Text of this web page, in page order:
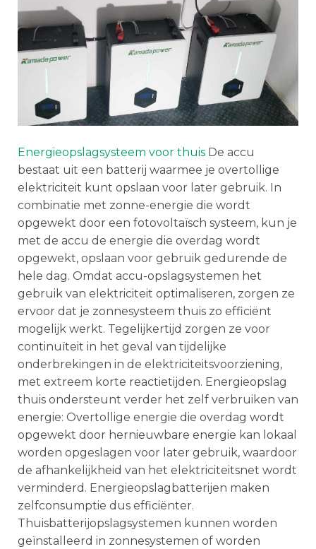
Energieopslagsysteem voor thuis De accu
bestaat uit een batterij waarmee je overtollige
elektriciteit kunt opslaan voor later gebruik. In
combinatie met zonne-energie die wordt
opgewekt door een fotovoltaïsch systeem, kun je
met de accu de energie die overdag wordt
opgewekt, opslaan voor gebruik gedurende de
hele dag. Omdat accu-opslagsystemen het
gebruik van elektriciteit optimaliseren, zorgen ze
ervoor dat je zonnesysteem thuis zo efficiënt
mogelijk werkt. Tegelijkertijd zorgen ze voor
continuïteit in het geval van tijdelijke
onderbrekingen in de elektriciteitsvoorziening,
met extreem korte reactietijden. Energieopslag
thuis ondersteunt verder het zelf verbruiken van
energie: Overtollige energie die overdag wordt
opgewekt door hernieuwbare energie kan lokaal
worden opgeslagen voor later gebruik, waardoor
de afhankelijkheid van het elektriciteitsnet wordt
verminderd. Energieopslagbatterijen maken
zelfconsumptie dus efficiënter.
Thuisbatterijopslagsystemen kunnen worden
geïnstalleerd in zonnesystemen of worden